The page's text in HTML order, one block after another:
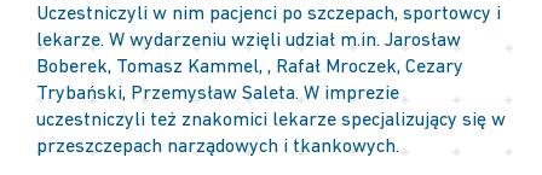
Uczestniczyli w nim pacjenci po szczepach, sportowcy i
lekarze. W wydarzeniu wzięli udział m.in. Jarosław
Boberek, Tomasz Kammel, , Rafał Mroczek, Cezary
Trybański, Przemysław Saleta. W imprezie
uczestniczyli też znakomici lekarze specjalizujący się w
przeszczepach narządowych i tkankowych.